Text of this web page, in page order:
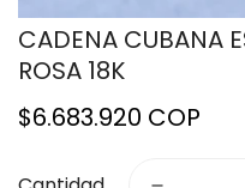
CADENA CUBANA
ROSA 18K
Precio
$6.683.920 COP